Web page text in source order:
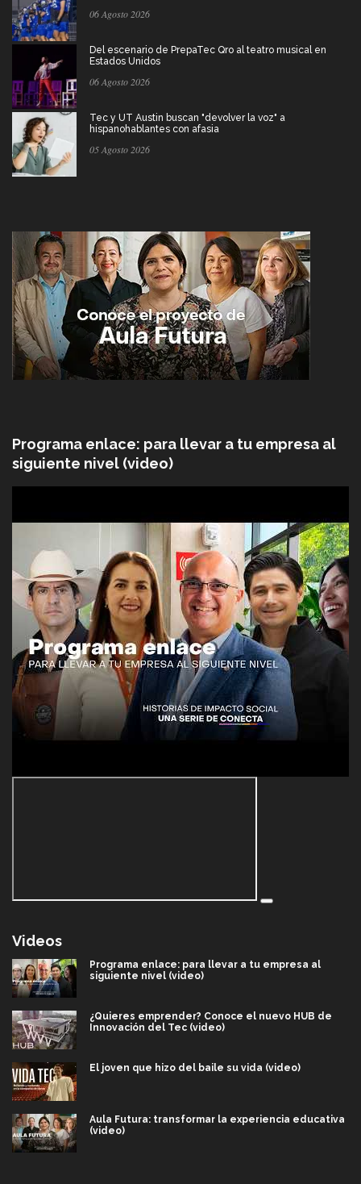
06 Agosto 2026
Del escenario de PrepaTec Qro al teatro musical en
Estados Unidos
06 Agosto 2026
Tec y UT Austin buscan "devolver la voz" a
hispanohablantes con afasia
05 Agosto 2026
Programa enlace: para llevar a tu empresa al
siguiente nivel (video)
Videos
Programa enlace: para llevar a tu empresa al
siguiente nivel (video)
¿Quieres emprender? Conoce el nuevo HUB de
Innovación del Tec (video)
El joven que hizo del baile su vida (video)
Aula Futura: transformar la experiencia educativa
(video)